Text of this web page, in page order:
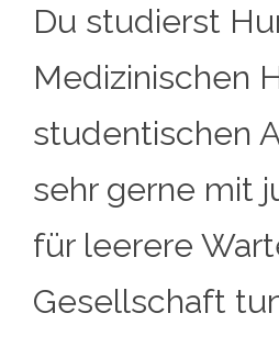
Du studierst
Medizinischen
studentischen
sehr gerne mit
für leerere
Gesellschaft